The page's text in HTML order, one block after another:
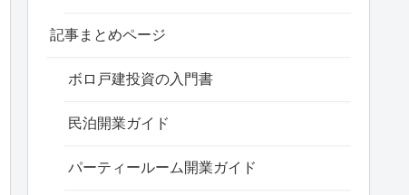
記事まとめページ
ボロ戸建投資の入門書
民泊開業ガイド
パーティールーム開業ガイド